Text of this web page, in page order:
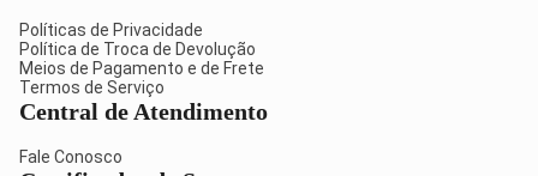
Políticas de Privacidade
Política de Troca de Devolução
Meios de Pagamento e de Frete
Termos de Serviço
Central de Atendimento
Fale Conosco